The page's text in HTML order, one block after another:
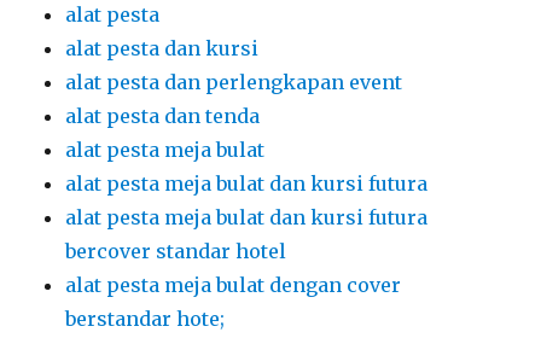
alat pesta
alat pesta dan kursi
alat pesta dan perlengkapan event
alat pesta dan tenda
alat pesta meja bulat
alat pesta meja bulat dan kursi futura
alat pesta meja bulat dan kursi futura
bercover standar hotel
alat pesta meja bulat dengan cover
berstandar hote;